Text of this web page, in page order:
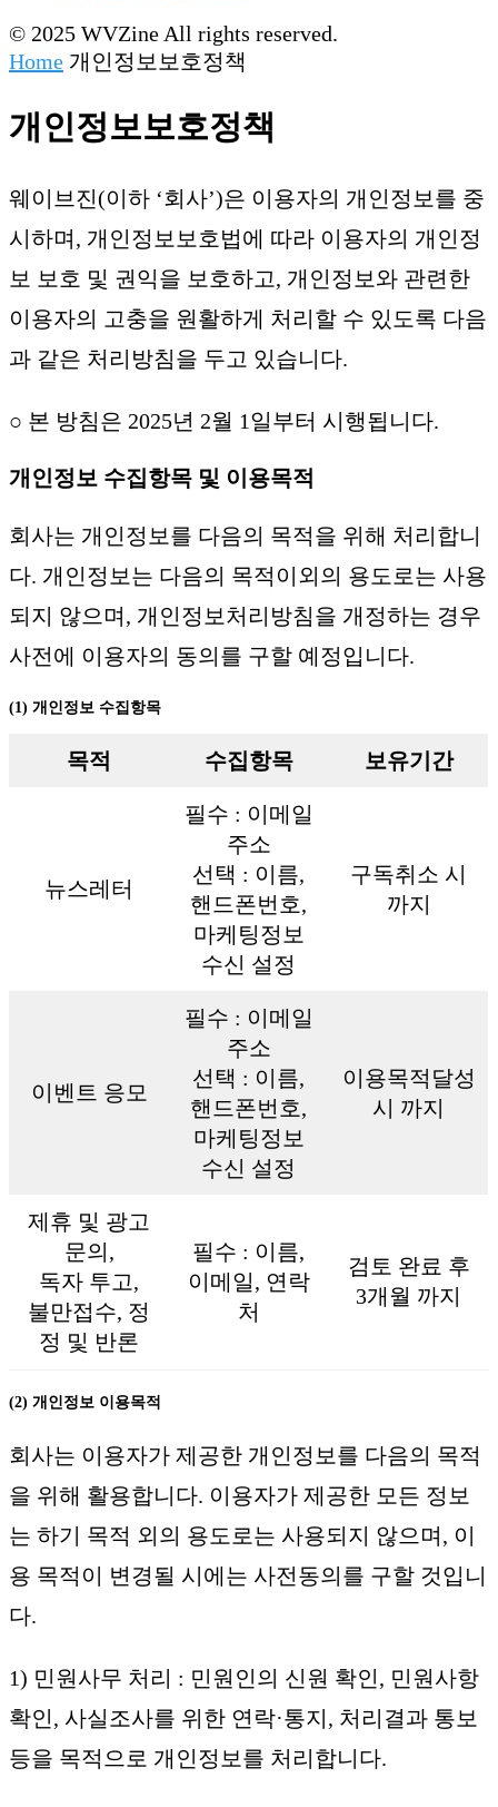
© 2025 WVZine All rights reserved.
Home 개인정보보호정책
개인정보보호정책
웨이브진(이하 ‘회사’)은 이용자의 개인정보를 중
시하며, 개인정보보호법에 따라 이용자의 개인정
보 보호 및 권익을 보호하고, 개인정보와 관련한
이용자의 고충을 원활하게 처리할 수 있도록 다음
과 같은 처리방침을 두고 있습니다.
○ 본 방침은 2025년 2월 1일부터 시행됩니다.
개인정보 수집항목 및 이용목적
회사는 개인정보를 다음의 목적을 위해 처리합니
다. 개인정보는 다음의 목적이외의 용도로는 사용
되지 않으며, 개인정보처리방침을 개정하는 경우
사전에 이용자의 동의를 구할 예정입니다.
(1) 개인정보 수집항목
목적 수집항목 보유기간
뉴스레터
필수 : 이메일
주소
선택 : 이름,
핸드폰번호,
마케팅정보
수신 설정
구독취소 시
까지
이벤트 응모
필수 : 이메일
주소
선택 : 이름,
핸드폰번호,
마케팅정보
수신 설정
이용목적달성
시 까지
제휴 및 광고
문의,
독자 투고,
불만접수, 정
정 및 반론
필수 : 이름,
이메일, 연락
처
검토 완료 후
3개월 까지
(2) 개인정보 이용목적
회사는 이용자가 제공한 개인정보를 다음의 목적
을 위해 활용합니다. 이용자가 제공한 모든 정보
는 하기 목적 외의 용도로는 사용되지 않으며, 이
용 목적이 변경될 시에는 사전동의를 구할 것입니
다.
1) 민원사무 처리 : 민원인의 신원 확인, 민원사항
확인, 사실조사를 위한 연락·통지, 처리결과 통보
등을 목적으로 개인정보를 처리합니다.